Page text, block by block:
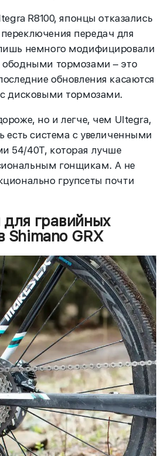
R8100, японцы отказались
передач для
немного модифицировали
ободными тормозами – это
обновления касаются
с дисковыми тормозами.
но и легче, чем Ultegra,
есть система с увеличенными
54/40T, которая лучше
гонщикам. А не
групсеты почти
гравийных
Shimano GRX